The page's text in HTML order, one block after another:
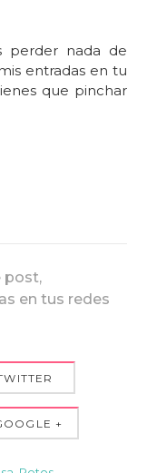
perder nada de
entradas en tu
que pinchar
post,
en tus redes
+